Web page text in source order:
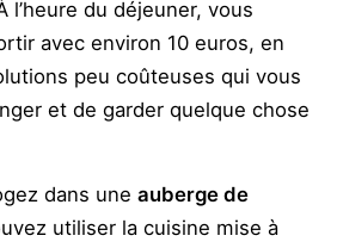
l’heure du déjeuner, vous
avec environ 10 euros, en
peu coûteuses qui vous
et de garder quelque chose
dans uneauberge de
utiliser la cuisine mise à